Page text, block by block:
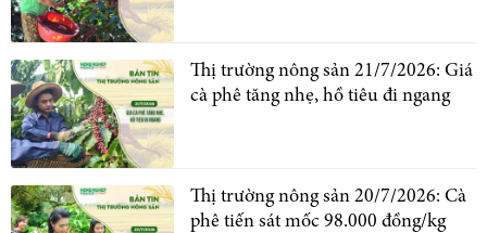
Thị trường nông sản 21/7/2026: Giá
cà phê tăng nhẹ, hồ tiêu đi ngang
Thị trường nông sản 20/7/2026: Cà
phê tiến sát mốc 98.000 đồng/kg